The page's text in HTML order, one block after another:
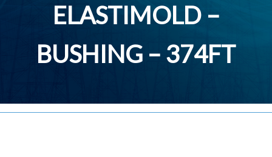
ELASTIMOLD –
BUSHING – 374FT